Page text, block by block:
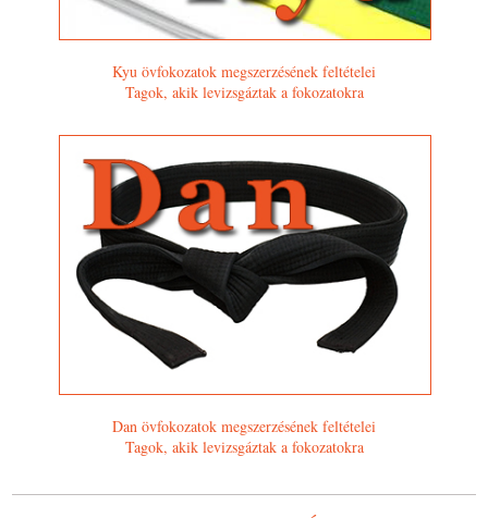
Kyu övfokozatok megszerzésének feltételei
Tagok, akik levizsgáztak a fokozatokra
Dan övfokozatok megszerzésének feltételei
Tagok, akik levizsgáztak a fokozatokra